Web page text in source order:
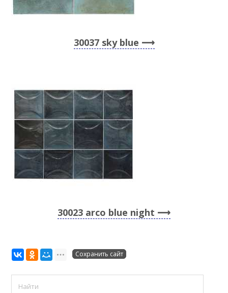
30037 sky blue
30023 arco blue night
Сохранить сайт